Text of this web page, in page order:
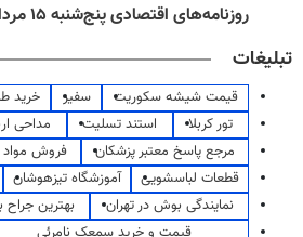
روزنامه‌های اقتصادی پنج‌شنبه ۱۵ مرداد ۱۴۰۵
تبلیغات
قیمت شیشه سکوریت سفیر خرید
تور کربلا
استند تسلیت مداحی
مرجع پاسخ معتبر پزشکان
فروش مواد
قطعات لباسشویی
آموزشگاه تیزهوشان
نمایندگی بوش در تهران
بهترین جراح
قیمت و خرید سمعک نامرئی